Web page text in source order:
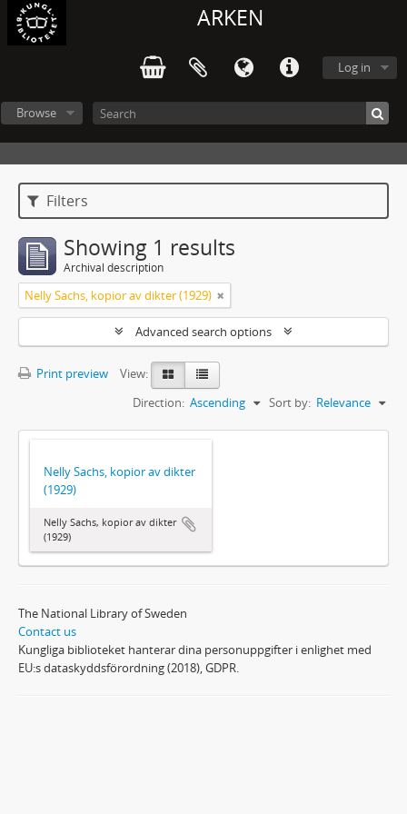
ARKEN
Log in
Browse
Filters
Showing 1 results
Archival description
Nelly Sachs, kopior av dikter (1929)
Advanced search options
Print preview
View:
Sort by: Relevance
Direction: Ascending
Nelly Sachs, kopior av dikter
(1929)
Nelly Sachs, kopior av dikter
(1929)
The National Library of Sweden
Contact us
Kungliga biblioteket hanterar dina personuppgifter i enlighet med
EU:s dataskyddsförordning (2018), GDPR.